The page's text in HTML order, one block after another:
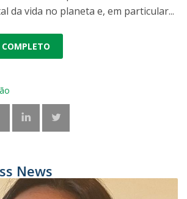
da vida no planeta e, em particular...
News